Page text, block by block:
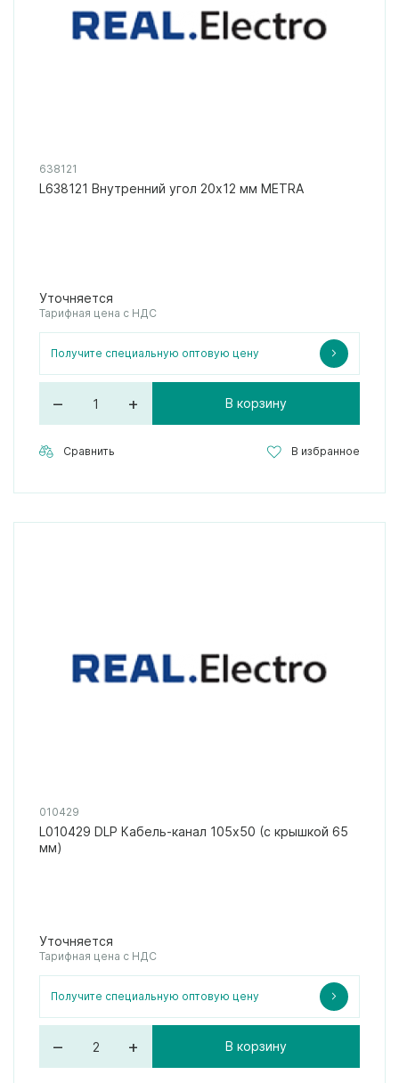
638121
L638121 Внутренний угол 20x12 мм METRA
Уточняется
Тарифная цена с НДС
Получите специальную оптовую цену
– + В корзину
Сравнить В избранное
010429
L010429 DLP Кабель-канал 105x50 (с крышкой 65
мм)
Уточняется
Тарифная цена с НДС
Получите специальную оптовую цену
– + В корзину